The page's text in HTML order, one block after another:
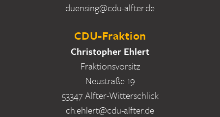
duensing@cdu-alfter.de
CDU-Fraktion
Christopher Ehlert
Fraktionsvorsitz
Neustraße 19
53347 Alfter-Witterschlick
ch.ehlert@cdu-alfter.de